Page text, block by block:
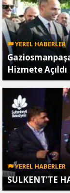
YEREL HABERLER
Hizmete Açıldı
YEREL HABERLER
SULKENT’TE